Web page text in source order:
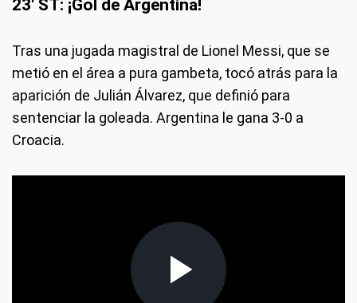
23' ST: ¡Gol de Argentina!
Tras una jugada magistral de Lionel Messi, que se
metió en el área a pura gambeta, tocó atrás para la
aparición de Julián Álvarez, que definió para
sentenciar la goleada. Argentina le gana 3-0 a
Croacia.